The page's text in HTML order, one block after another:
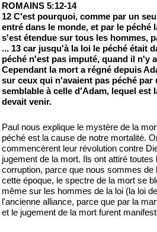
ROMAINS 5:12-14
12 C'est pourquoi, comme par un
entré dans le monde, et par le péché
s'est étendue sur tous les hommes,
... 13 car jusqu'à la loi le péché était
péché n'est pas imputé, quand il n'y
Cependant la mort a régné depuis
sur ceux qui n'avaient pas péché par
semblable à celle d'Adam, lequel est
devait venir.
Paul nous explique le mystère de la
péché est la cause de notre mortalité.
commencèrent leur révolution contre
jugement de la mort. Ils ont attiré
corruption, parce que nous sommes
cette époque, le spectre de la mort se
même sur les hommes de la loi (la loi
l'ancienne alliance, parce que par la
et le jugement de la mort furent